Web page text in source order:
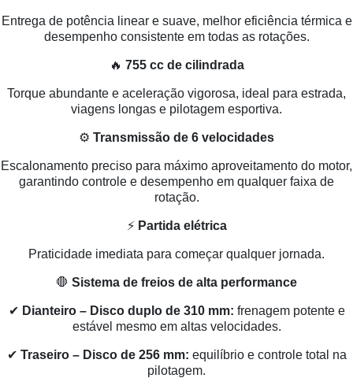
Entrega de potência linear e suave, melhor eficiência térmica e
desempenho consistente em todas as rotações.
🔥 755 cc de cilindrada
Torque abundante e aceleração vigorosa, ideal para estrada,
viagens longas e pilotagem esportiva.
⚙️ Transmissão de 6 velocidades
Escalonamento preciso para máximo aproveitamento do motor,
garantindo controle e desempenho em qualquer faixa de
rotação.
⚡ Partida elétrica
Praticidade imediata para começar qualquer jornada.
🛑 Sistema de freios de alta performance
✔ Dianteiro – Disco duplo de 310 mm: frenagem potente e
estável mesmo em altas velocidades.
✔ Traseiro – Disco de 256 mm: equilíbrio e controle total na
pilotagem.